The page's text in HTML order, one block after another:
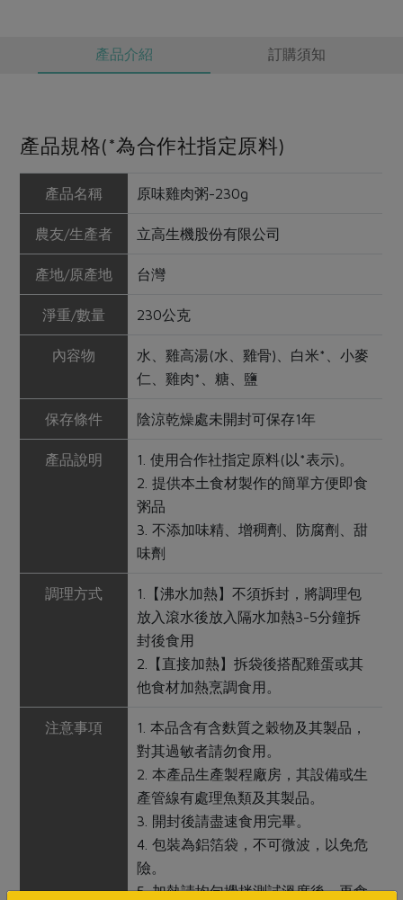
產品介紹 訂購須知
產品規格(*為合作社指定原料)
產品名稱 原味雞肉粥-230g
農友/生產者 立高生機股份有限公司
產地/原產地 台灣
淨重/數量 230公克
內容物
水、雞高湯(水、雞骨)、白米*、小麥
仁、雞肉*、糖、鹽
保存條件 陰涼乾燥處未開封可保存1年
產品說明
1. 使用合作社指定原料(以*表示)。
2. 提供本土食材製作的簡單方便即食
粥品
3. 不添加味精、增稠劑、防腐劑、甜
味劑
調理方式
1.【沸水加熱】不須拆封，將調理包
放入滾水後放入隔水加熱3-5分鐘拆
封後食用
2.【直接加熱】拆袋後搭配雞蛋或其
他食材加熱烹調食用。
注意事項
1. 本品含有含麩質之穀物及其製品，
對其過敏者請勿食用。
2. 本產品生產製程廠房，其設備或生
產管線有處理魚類及其製品。
3. 開封後請盡速食用完畢。
4. 包裝為鋁箔袋，不可微波，以免危
險。
5. 加熱請均勻攪拌測試溫度後，再食